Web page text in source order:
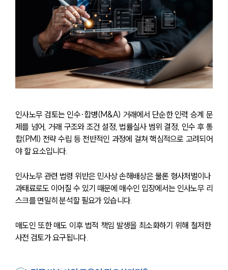
인사노무 검토는 인수·합병(M&A) 거래에서 단순한 인력 승계 문
제를 넘어, 거래 구조와 조건 설정, 법률실사 범위 결정, 인수 후 통
합(PMI) 전략 수립 등 전반적인 과정에 걸쳐 핵심적으로 고려되어
야 할 요소입니다.
인사노무 관련 법령 위반은 민사상 손해배상은 물론 형사처벌이나
과태료로도 이어질 수 있기 때문에 매수인 입장에서는 인사노무 리
스크를 면밀히 분석할 필요가 있습니다.
매도인 또한 매도 이후 법적 책임 발생을 최소화하기 위해 철저한
사전 검토가 요구됩니다.